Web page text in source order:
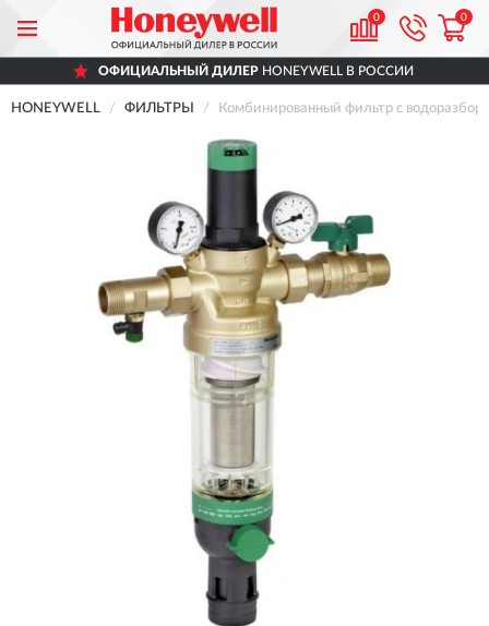
0 0
ОФИЦИАЛЬНЫЙ ДИЛЕР HONEYWELL В РОССИИ
HONEYWELL ФИЛЬТРЫ Комбинированный фильтр с